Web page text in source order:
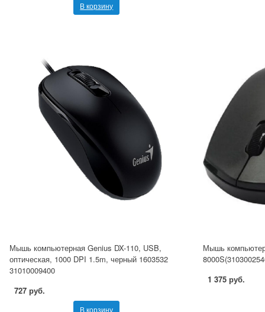
В корзину
Мышь компьютерная Genius DX-110, USB,
оптическая, 1000 DPI 1.5m, черный 1603532
31010009400
727 руб.
В корзину
Мышь
1 375 руб.